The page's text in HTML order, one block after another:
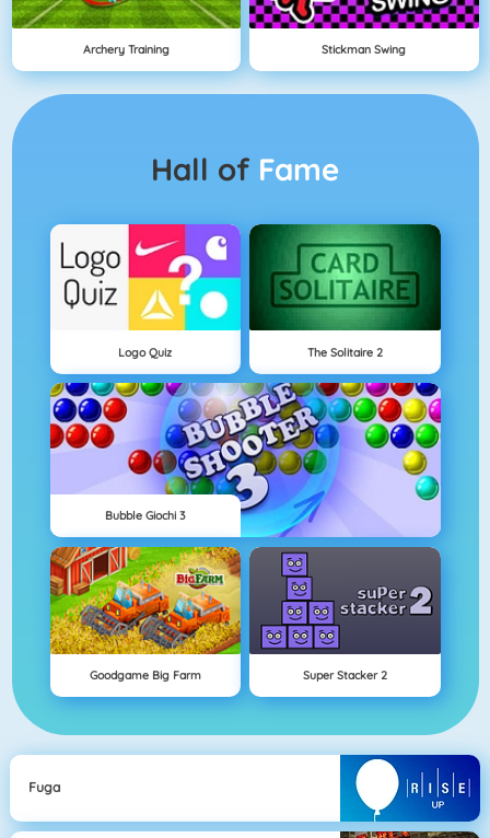
Archery Training Stickman Swing
Hall of Fame
Logo Quiz The Solitaire 2
Bubble Giochi 3
Goodgame Big Farm Super Stacker 2
Fuga